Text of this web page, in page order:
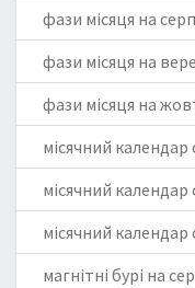
фази місяця на
фази місяця на
фази місяця на
місячний
місячний
місячний
магнітні бурі на